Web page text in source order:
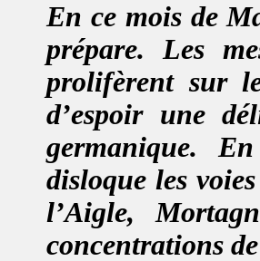
En ce mois de
prépare. Les
prolifèrent sur
d’espoir une
germanique.
disloque les
l’Aigle,
concentrations